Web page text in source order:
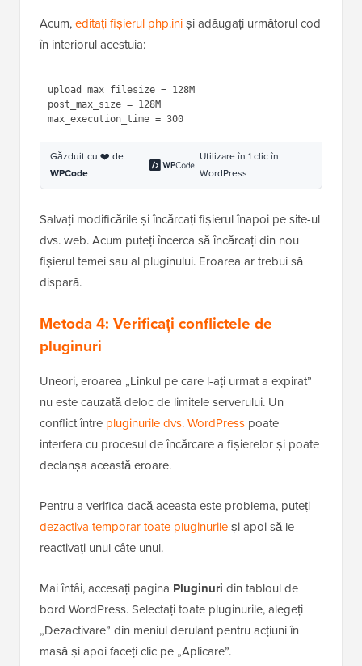
Dacă sunteți într-un plan degăzduire partajată,
probabil nu veți găsi acest fișier, deoarece majoritatea
acest caz, puteți crea un fișier nou, gol, numit
php.ini folosind un editor de text, apoi încărcați-l în
Acum,editați fișierul php.ini
și adăugați următorul cod
1
3
upload_max_filesize = 128M
Găzduit cu ❤️ de
WPCode
Salvați modificările și încărcați fișierul înapoi pe site-ul
dvs. web. Acum puteți încerca să încărcați din nou
fișierul temei sau al pluginului. Eroarea ar trebui să
dispară.
Metoda 4: Verificați conflictele de
pluginuri
nu este cauzată deloc de limitele serverului. Un
conflict întrepluginurile dvs. WordPresspoate
interfera cu procesul de încărcare a fișierelor și poate
declanșa această eroare.